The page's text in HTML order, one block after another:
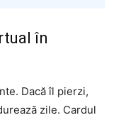
în
Dacă îl pierzi,
zile. Cardul